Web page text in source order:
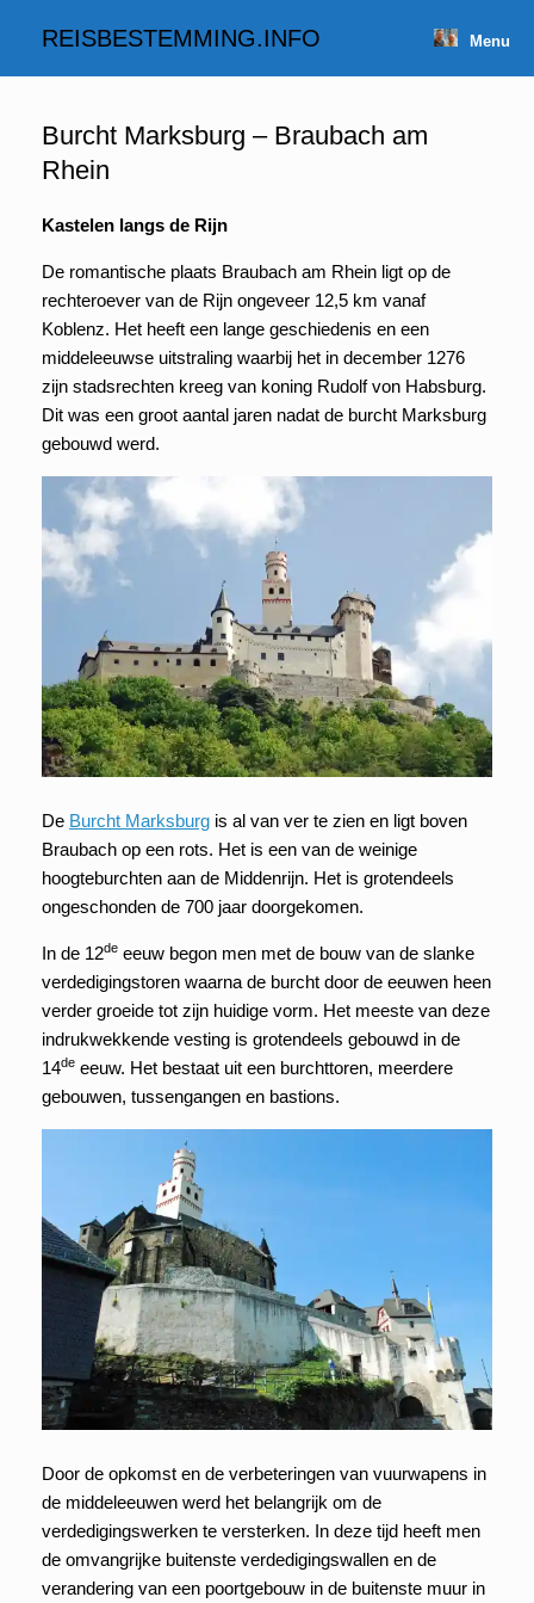
REISBESTEMMING.INFO Menu
Burcht Marksburg – Braubach am
Rhein
Kastelen langs de Rijn
De romantische plaats Braubach am Rhein ligt op de
rechteroever van de Rijn ongeveer 12,5 km vanaf
Koblenz. Het heeft een lange geschiedenis en een
middeleeuwse uitstraling waarbij het in december 1276
zijn stadsrechten kreeg van koning Rudolf von Habsburg.
Dit was een groot aantal jaren nadat de burcht Marksburg
gebouwd werd.
De Burcht Marksburg is al van ver te zien en ligt boven
Braubach op een rots. Het is een van de weinige
hoogteburchten aan de Middenrijn. Het is grotendeels
ongeschonden de 700 jaar doorgekomen.
In de 12de eeuw begon men met de bouw van de slanke
verdedigingstoren waarna de burcht door de eeuwen heen
verder groeide tot zijn huidige vorm. Het meeste van deze
indrukwekkende vesting is grotendeels gebouwd in de
14de eeuw. Het bestaat uit een burchttoren, meerdere
gebouwen, tussengangen en bastions.
Door de opkomst en de verbeteringen van vuurwapens in
de middeleeuwen werd het belangrijk om de
verdedigingswerken te versterken. In deze tijd heeft men
de omvangrijke buitenste verdedigingswallen en de
verandering van een poortgebouw in de buitenste muur in